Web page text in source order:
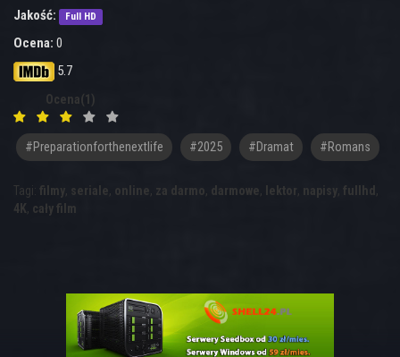
Jakość:
Full HD
Ocena: 0
5.7
Ocena(1)
#preparationforthenextlife #2025 #Dramat #Romans
Tagi: filmy, seriale, online, za darmo, darmowe, lektor, napisy, fullhd ,
4K, cały film